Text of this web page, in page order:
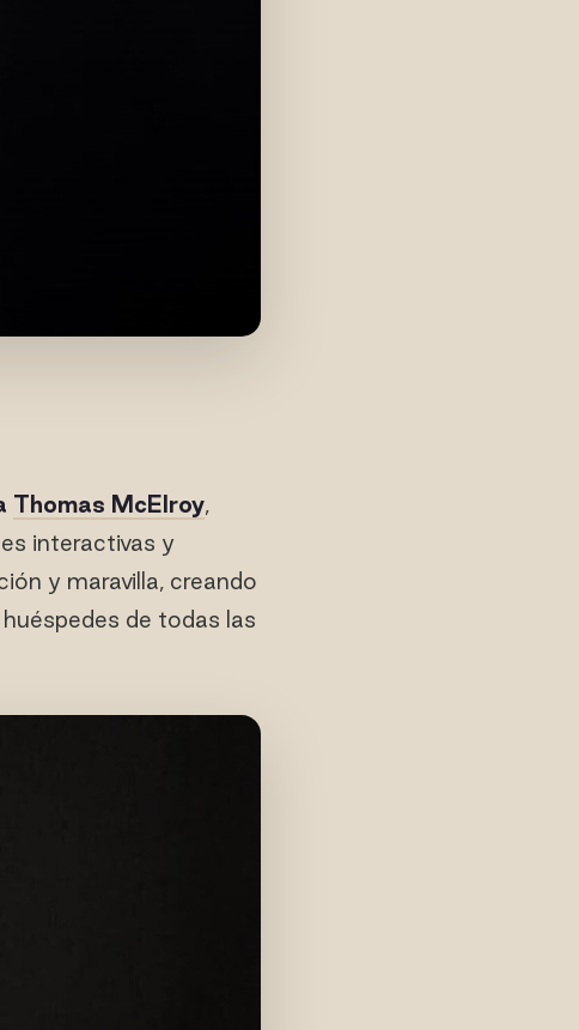
Thomas McElroy,
interactivas y
y maravilla, creando
de todas las